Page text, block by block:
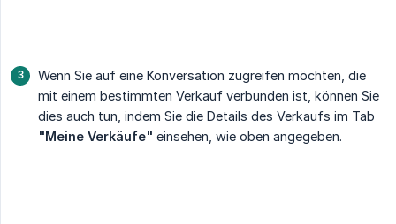
Wenn Sie auf eine Konversation zugreifen möchten, die
mit einem bestimmten Verkauf verbunden ist, können Sie
dies auch tun, indem Sie die Details des Verkaufs im Tab
"Meine Verkäufe" einsehen, wie oben angegeben.